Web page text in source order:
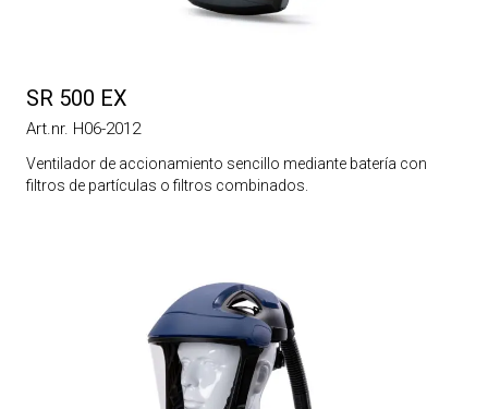
SR 500 EX
Art.nr. H06-2012
Ventilador de accionamiento sencillo mediante batería con
filtros de partículas o filtros combinados.